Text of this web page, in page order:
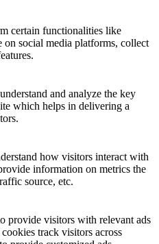
certain functionalities like
on social media platforms, collect
and analyze the key
which helps in delivering a
how visitors interact with
information on metrics the
source, etc.
provide visitors with relevant ads
track visitors across